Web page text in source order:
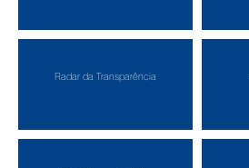
Radar da Transparência